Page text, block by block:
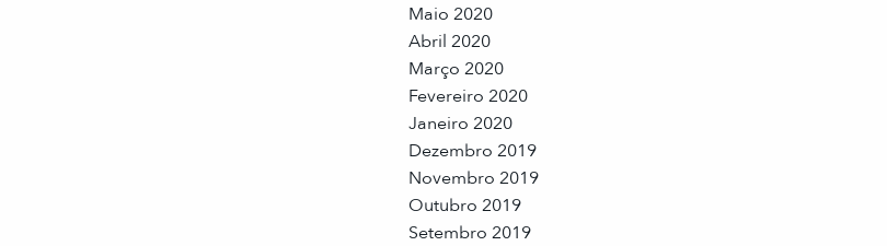
Maio 2020
Abril 2020
Março 2020
Fevereiro 2020
Janeiro 2020
Dezembro 2019
Novembro 2019
Outubro 2019
Setembro 2019